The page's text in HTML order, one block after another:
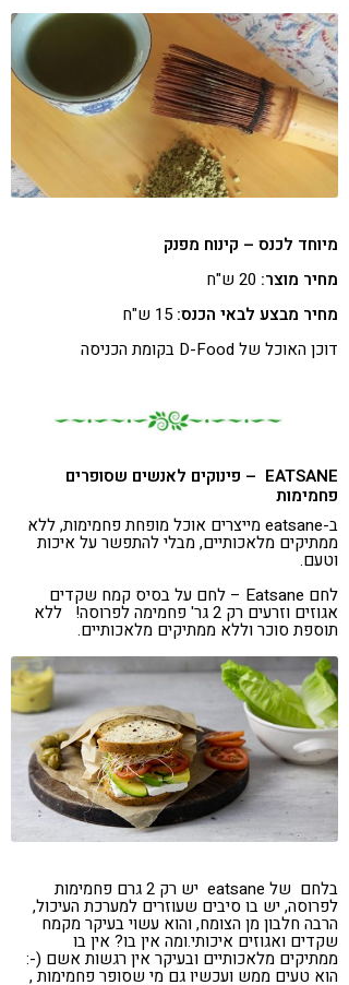
מיוחד לכנס – קינוח מפנק
מחיר מוצר:
מחיר מבצע לבאי הכנס:
דוכן האוכל של D-Food בקומת הכניסה
EATSANE – פינוקים לאנשים שסופרים
פחמימות
ב-eatsane מייצרים אוכל מופחת פחמימות, ללא
ממתיקים מלאכותיים, מבלי להתפשר על איכות
וטעם.
לחם Eatsane – לחם על בסיס קמח שקדים
אגוזים וזרעים רק 2 גר' פחמימה לפרוסה! ללא
תוספת סוכר וללא ממתיקים מלאכותיים.
בלחם של eatsane יש רק 2 גרם פחמימות
לפרוסה, יש בו סיבים שעוזרים למערכת העיכול,
הרבה חלבון מן הצומח, והוא עשוי בעיקר מקמח
שקדים ואגוזים איכותי.ומה אין בו? אין בו
ממתיקים מלאכותיים ובעיקר אין רגשות אשם (-:
הוא טעים ממש ועכשיו גם מי שסופר פחמימות ,